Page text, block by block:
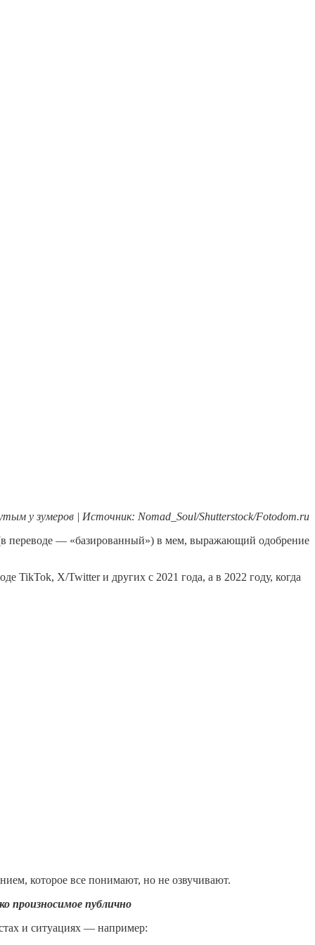
у зумеров | Источник: Nomad_Soul/Shutterstock/Fotodom.ru
переводе — «базированный») в мем, выражающий одобрение
TikTok, X/Twitter и других с 2021 года, а в 2022 году, когда
которое все понимают, но не озвучивают.
произносимое публично
и ситуациях — например: